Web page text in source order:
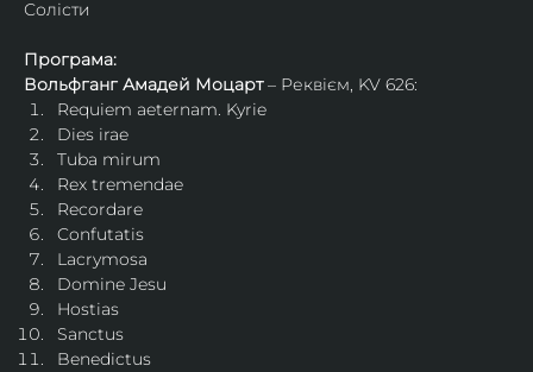
Солісти
Програма:
Вольфганг Амадей Моцарт – Реквієм, KV 626:
Requiem aeternam. Kyrie
Dies irae
Tuba mirum
Rex tremendae
Recordare
Confutatis
Lacrymosa
Domine Jesu
Hostias
Sanctus
Benedictus